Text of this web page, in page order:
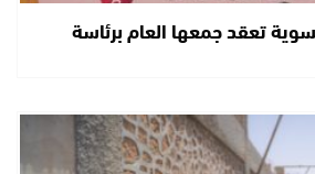
تعقد جمعها العام برئاسة